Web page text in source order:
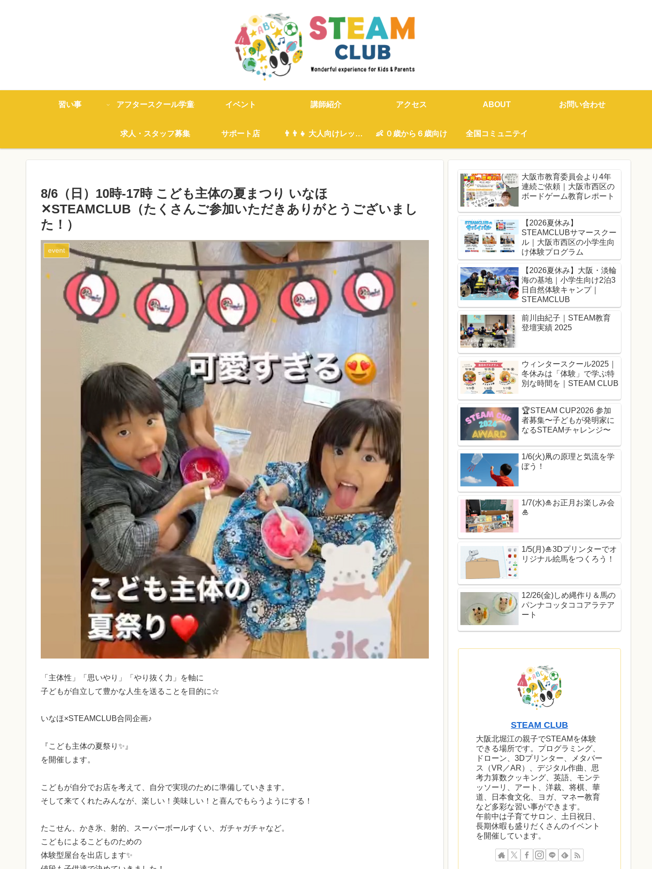
習い事 アフタースクール学童 イベント 講師紹介 アクセス ABOUT お問い合わせ
求人・スタッフ募集 サポート店 👨‍👨‍👧 大人向けレッスン 👶 ０歳から６歳向け 全国コミュニテイ
8/6（日）10時-17時 こども主体の夏まつり いなほ
✕STEAMCLUB（たくさんご参加いただきありがとうございまし
た！）
event
「主体性」「思いやり」「やり抜く力」を軸に
子どもが自立して豊かな人生を送ることを目的に☆
いなほ×STEAMCLUB合同企画♪
『こども主体の夏祭り✨』
を開催します。
こどもが自分でお店を考えて、自分で実現のために準備していきます。
そして来てくれたみんなが、楽しい！美味しい！と喜んでもらうようにする！
たこせん、かき氷、射的、スーパーボールすくい、ガチャガチャなど。
こどもによるこどものための
体験型屋台を出店します✨
大阪市教育委員会より4年
連続ご依頼｜大阪市西区の
ボードゲーム教育レポート
【2026夏休み】
STEAMCLUBサマースクー
ル｜大阪市西区の小学生向
け体験プログラム
【2026夏休み】大阪・淡輪
海の基地｜小学生向け2泊3
日自然体験キャンプ｜
STEAMCLUB
前川由紀子｜STEAM教育
登壇実績 2025
ウィンタースクール2025｜
冬休みは「体験」で学ぶ特
別な時間を｜STEAM CLUB
🏆️STEAM CUP2026 参加
者募集〜子どもが発明家に
なるSTEAMチャレンジ〜
1/6(火)凧の原理と気流を学
ぼう！
1/7(水)🎍お正月お楽しみ会
🎍
1/5(月)🎍3Dプリンターでオ
リジナル絵馬をつくろう！
12/26(金)しめ縄作り＆馬の
パンナコッタココアラテア
ート
STEAM CLUB
大阪北堀江の親子でSTEAMを体験
できる場所です。プログラミング、
ドローン、3Dプリンター、メタバー
ス（VR／AR）、デジタル作曲、思
考力算数クッキング、英語、モンテ
ッソーリ、アート、洋裁、将棋、華
道、日本食文化、ヨガ、マネー教育
など多彩な習い事ができます。
午前中は子育てサロン、土日祝日、
長期休暇も盛りだくさんのイベント
を開催しています。